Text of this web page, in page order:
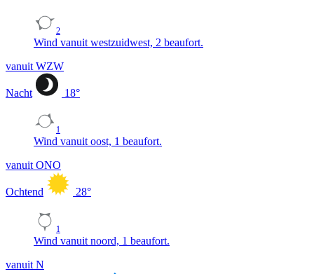
2
Wind vanuit westzuidwest, 2 beaufort.
vanuit WZW
Nacht 18°
1
Wind vanuit oost, 1 beaufort.
vanuit ONO
Ochtend 28°
1
Wind vanuit noord, 1 beaufort.
vanuit N